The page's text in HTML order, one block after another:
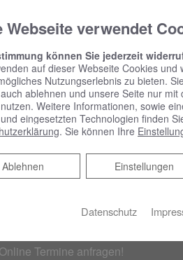
Termine anfragen!
Webseite verwendet
können Sie jederzeit
auf dieser Webseite Cookies und
Nutzungserlebnis zu bieten.
ablehnen und unsere Seite nur mit
Weitere Informationen, sowie
eingesetzten Technologien finden
. Sie können Ihre
Einstellungen
Ablehnen
Ablehnen
Datenschutz